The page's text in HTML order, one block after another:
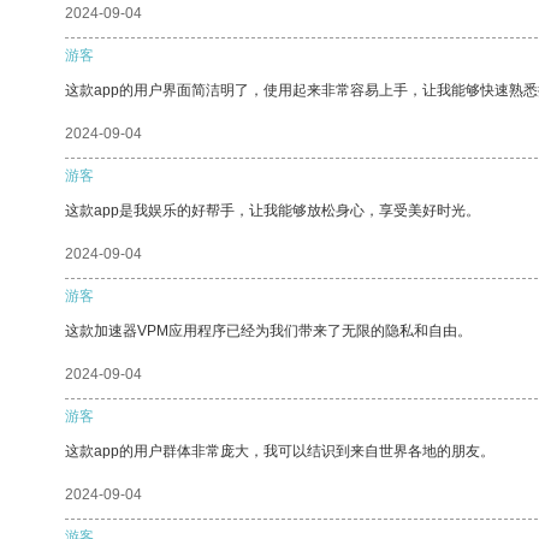
2024-09-04
游客
这款app的用户界面简洁明了，使用起来非常容易上手，让我能够快速熟
2024-09-04
游客
这款app是我娱乐的好帮手，让我能够放松身心，享受美好时光。
2024-09-04
游客
这款加速器VPM应用程序已经为我们带来了无限的隐私和自由。
2024-09-04
游客
这款app的用户群体非常庞大，我可以结识到来自世界各地的朋友。
2024-09-04